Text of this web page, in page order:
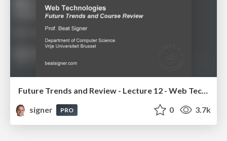
signer
PRO 0 3.7k